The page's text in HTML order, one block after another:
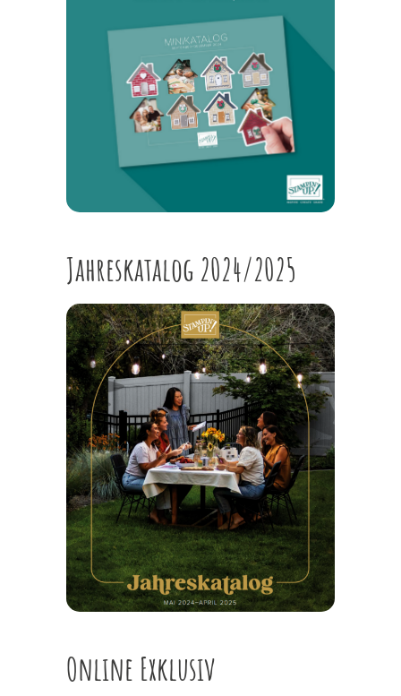
Jahreskatalog 2024/2025
Online Exklusiv